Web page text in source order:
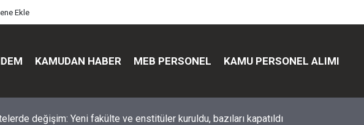
Ekle
KAMUDAN HABER MEB PERSONEL KAMU PERSONEL ALIMI
düzey değişim: Genel müdürler değişti, yeni isimler atandı